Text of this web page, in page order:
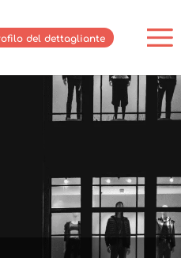
del dettagliante